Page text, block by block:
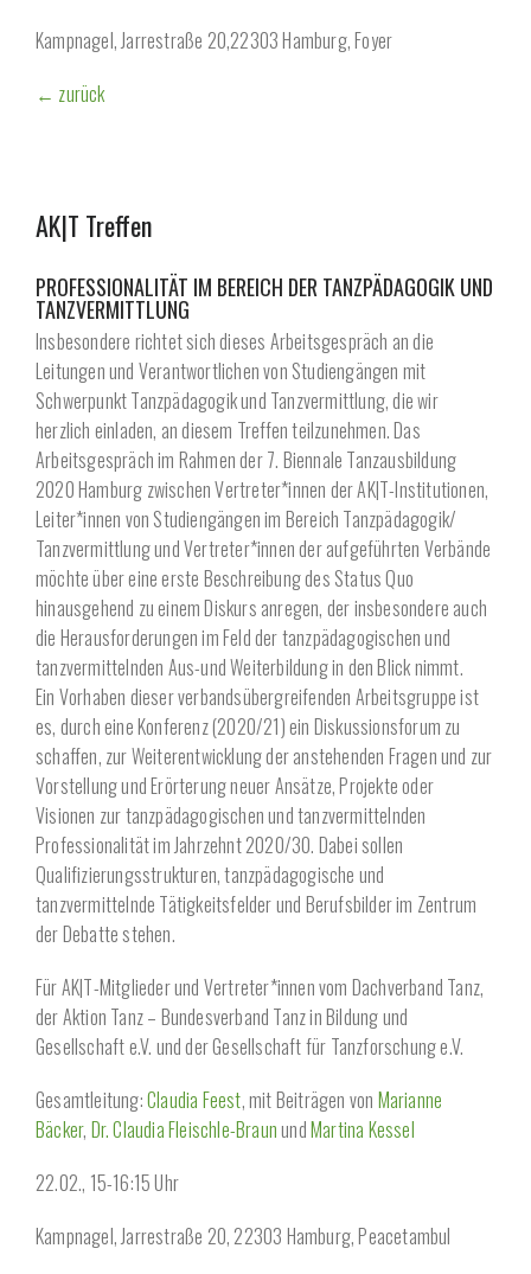
Kampnagel, Jarrestraße 20,22303 Hamburg, Foyer
← zurück
AK|T Treffen
PROFESSIONALITÄT IM BEREICH DER TANZPÄDAGOGIK UND
TANZVERMITTLUNG
Insbesondere richtet sich dieses Arbeitsgespräch an die
Leitungen und Verantwortlichen von Studiengängen mit
Schwerpunkt Tanz­pädagogik und Tanzvermittlung, die wir
herzlich einladen, an diesem Treffen teilzunehmen. Das
Arbeitsgespräch im Rahmen der 7. Biennale Tanzausbildung
2020 Hamburg zwischen Vertreter*innen der AK|T-Institutionen,
Leiter*innen von Studiengängen im Bereich Tanzpädagogik/
Tanz­vermittlung und Vertreter*innen der aufgeführten Verbände
möchte über eine erste Beschreibung des Status Quo
hinausgehend zu einem Diskurs anregen, der insbesondere auch
die Herausforderungen im Feld der tanzpädagogischen und
tanzvermittelnden Aus-und Weiterbildung in den Blick nimmt.
Ein Vorhaben dieser verbandsübergreifenden Arbeitsgruppe ist
es, durch eine Konferenz (2020/21) ein Diskussionsforum zu
schaffen, zur Weiterentwicklung der anstehenden Fragen und zur
Vorstellung und Erörterung neuer Ansätze, Projekte oder
Visionen zur tanzpädagogischen und tanzvermittelnden
Professionalität im Jahrzehnt 2020/30. Dabei sollen
Qualifizierungsstrukturen, tanzpädagogische und
tanzvermittelnde Tätigkeitsfelder und Berufsbilder im Zentrum
der Debatte stehen.
Für AK|T-Mitglieder und Vertreter*innen vom Dachverband Tanz,
der Aktion Tanz – Bundesverband Tanz in Bildung und
Gesellschaft e.V. und der Gesellschaft für Tanzforschung e.V.
Gesamtleitung:Claudia Feest, mit Beiträgen von Marianne
Bäcker, Dr. Claudia Fleischle-BraunundMartina Kessel
22.02., 15-16:15 Uhr
Kampnagel, Jarrestraße 20, 22303 Hamburg, Peacetambul